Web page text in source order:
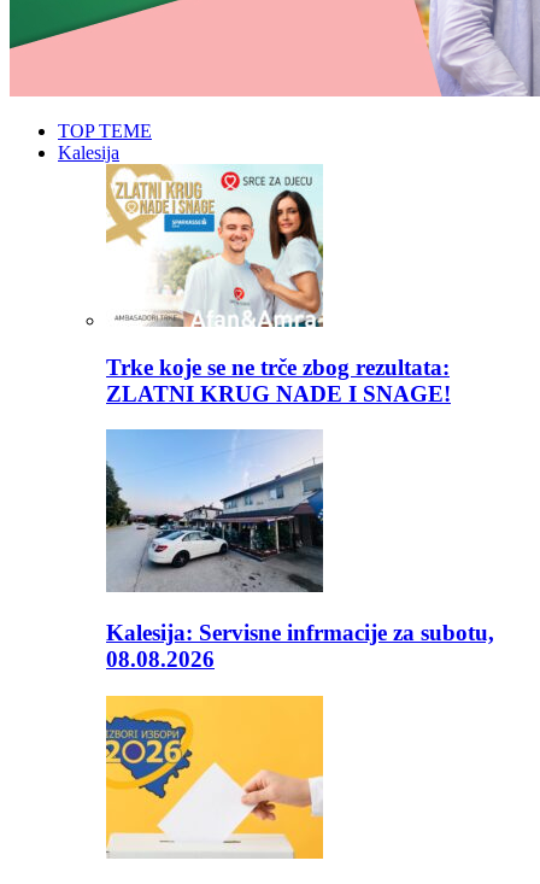
TOP TEME
Kalesija
Trke koje se ne trče zbog rezultata:
ZLATNI KRUG NADE I SNAGE!
Kalesija: Servisne infrmacije za subotu,
08.08.2026